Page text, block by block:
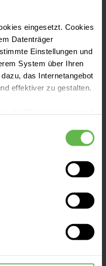
eingesetzt. Cookies
Datenträger
Einstellungen und
System über Ihren
das Internetangebot
effektiver zu gestalten.
mit nur den notwendigen
Auswahl
akzeptieren“ in die
am Standort in
1978 eröffnet,
auf eine lange
gehört unser
zu Helios.